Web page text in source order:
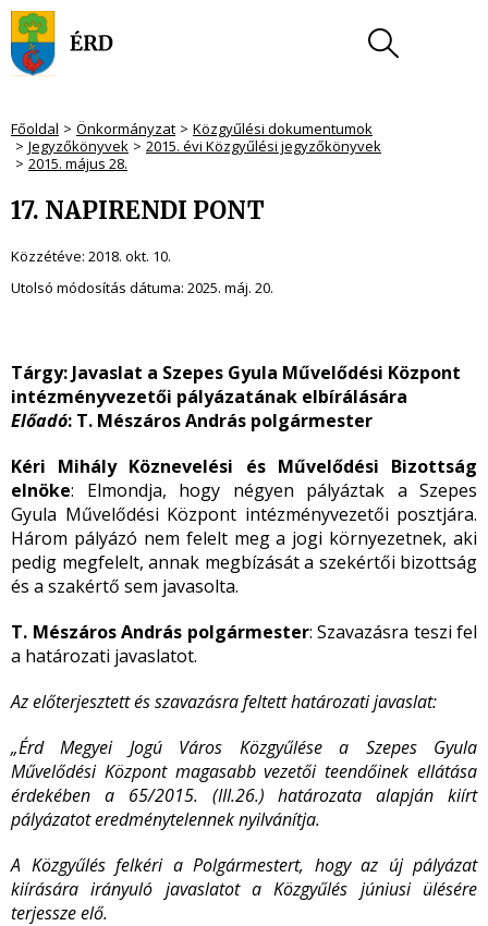
Főoldal Önkormányzat
Közgyűlési dokumentumok
Jegyzőkönyvek
2015. évi Közgyűlési jegyzőkönyvek
2015. május 28.
17. NAPIRENDI PONT
Közzétéve: 2018. okt. 10.
Utolsó módosítás dátuma: 2025. máj. 20.
Tárgy: Javaslat a Szepes Gyula Művelődési Központ
intézményvezetői pályázatának elbírálására
Előadó: T. Mészáros András polgármester
Kéri Mihály Köznevelési és Művelődési Bizottság
elnöke: Elmondja, hogy négyen pályáztak a Szepes
Gyula Művelődési Központ intézményvezetői posztjára.
Három pályázó nem felelt meg a jogi környezetnek, aki
pedig megfelelt, annak megbízását a szekértői bizottság
és a szakértő sem javasolta.
T. Mészáros András polgármester: Szavazásra teszi fel
a határozati javaslatot.
Az előterjesztett és szavazásra feltett határozati javaslat:
„Érd Megyei Jogú Város Közgyűlése a Szepes Gyula
Művelődési Központ magasabb vezetői teendőinek ellátása
érdekében a 65/2015. (III.26.) határozata alapján kiírt
pályázatot eredménytelennek nyilvánítja.
A Közgyűlés felkéri a Polgármestert, hogy az új pályázat
kiírására irányuló javaslatot a Közgyűlés júniusi ülésére
terjessze elő.